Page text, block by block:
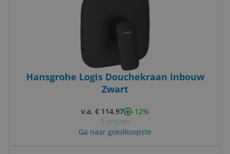
Hansgrohe Logis Douchekraan Inbouw
Zwart
v.a. € 114,97
-12%
2 prijzen
Ga naar goedkoopste